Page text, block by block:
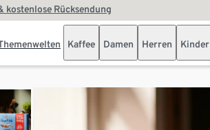
kostenlose Rücksendung
Kaffee Damen Herren Kinder